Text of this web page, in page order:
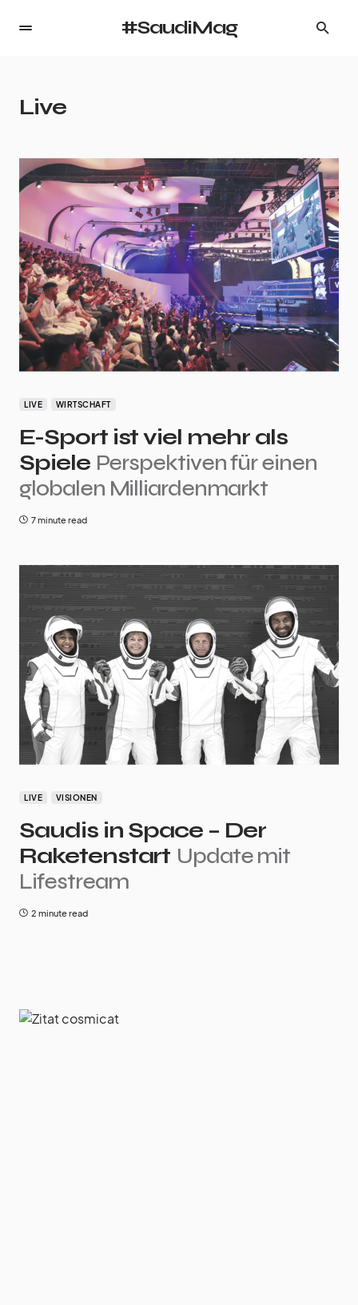
#SaudiMag
Live
LIVE WIRTSCHAFT
E-Sport ist viel mehr als
Spiele Perspektiven für einen
globalen Milliardenmarkt
7 minute read
LIVE VISIONEN
Saudis in Space – Der
Raketenstart Update mit
Lifestream
2 minute read